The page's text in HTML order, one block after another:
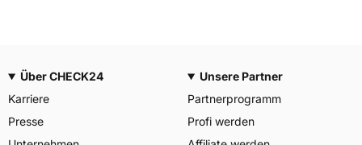
Über CHECK24
Karriere
Presse
Unsere Partner
Partnerprogramm
Profi werden